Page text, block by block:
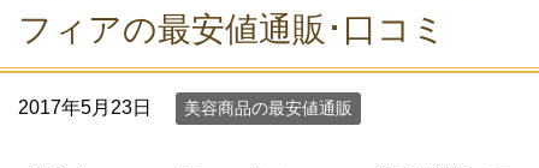
フィアの最安値通販･口コミ
2017年5月23日 美容商品の最安値通販